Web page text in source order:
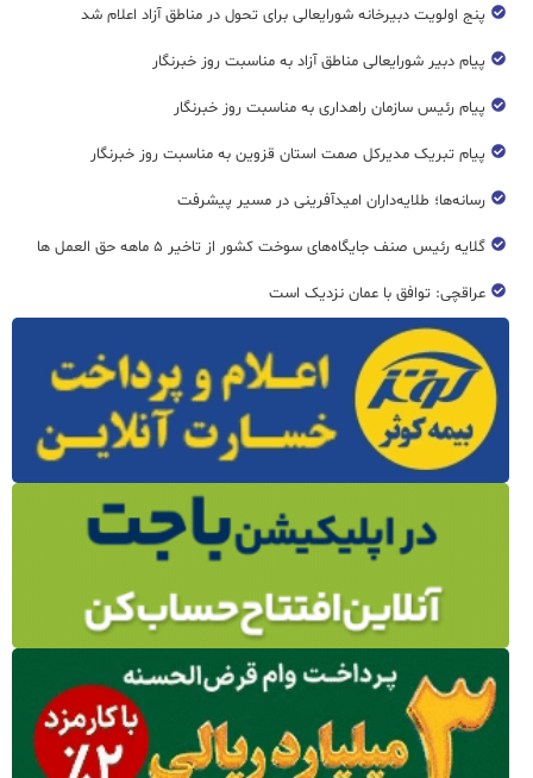
پنج اولویت دبیرخانه شورایعالی برای تحول در مناطق آزاد اعلام شد
پیام دبیر شورایعالی مناطق آزاد به مناسبت روز خبرنگار
پیام رئیس سازمان راهداری به مناسبت روز خبرنگار
پیام تبریک مدیرکل صمت استان قزوین به مناسبت روز خبرنگار
رسانه‌ها؛ طلایه‌داران امیدآفرینی در مسیر پیشرفت
گلایه رئیس صنف جایگاه‌های سوخت کشور از تاخیر ۵ ماهه حق العمل ها
عراقچی: توافق با عمان نزدیک است